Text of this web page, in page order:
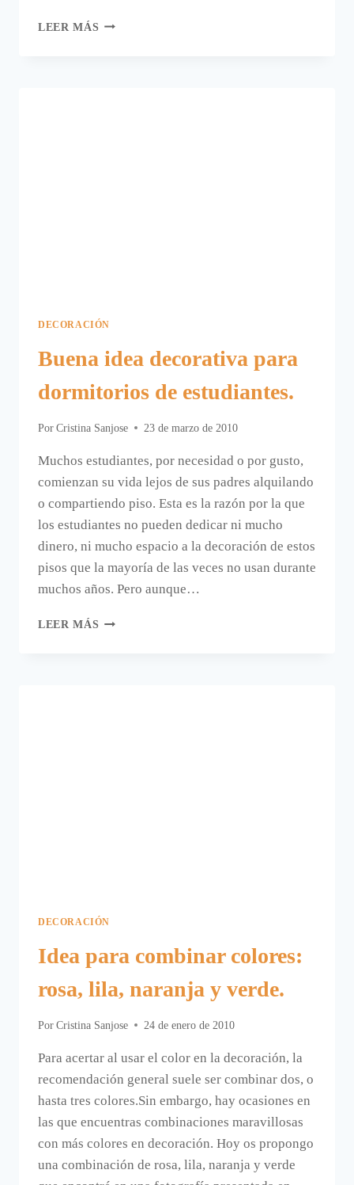
LEER MÁS ATRÉVETE
DECORACIÓN
Buena idea decorativa para
dormitorios de estudiantes.
Por Cristina Sanjose 23 de marzo de 2010
Muchos estudiantes, por necesidad o por gusto,
comienzan su vida lejos de sus padres alquilando
o compartiendo piso. Esta es la razón por la que
los estudiantes no pueden dedicar ni mucho
dinero, ni mucho espacio a la decoración de estos
pisos que la mayoría de las veces no usan durante
muchos años. Pero aunque…
LEER MÁS BUENA
DECORACIÓN
Idea para combinar colores:
rosa, lila, naranja y verde.
Por Cristina Sanjose 24 de enero de 2010
Para acertar al usar el color en la decoración, la
recomendación general suele ser combinar dos, o
hasta tres colores.Sin embargo, hay ocasiones en
las que encuentras combinaciones maravillosas
con más colores en decoración. Hoy os propongo
una combinación de rosa, lila, naranja y verde